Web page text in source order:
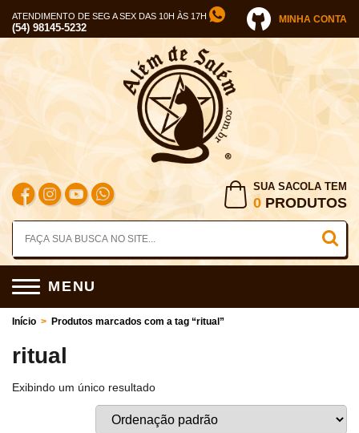
ATENDIMENTO DE SEG A SEX DAS 10H ÀS 17H
(54) 98145-5232
MINHA CONTA
SUA SACOLA TEM
0 PRODUTOS
MENU
Início > Produtos marcados com a tag “ritual”
ritual
Exibindo um único resultado